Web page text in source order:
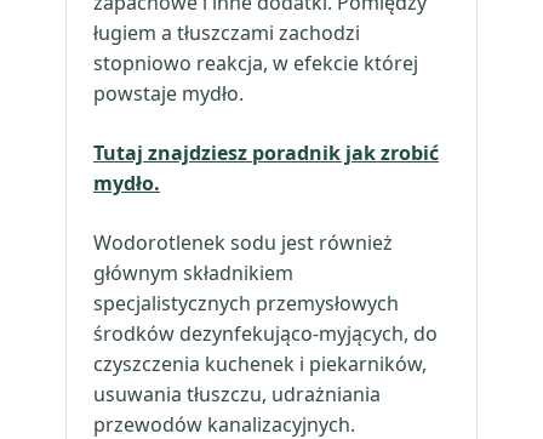
ługiem a tłuszczami zachodzi
stopniowo reakcja, w efekcie której
powstaje mydło.
Tutaj znajdziesz poradnik jak zrobić
mydło.
Wodorotlenek sodu jest również
głównym składnikiem
specjalistycznych przemysłowych
środków dezynfekująco-myjących, do
czyszczenia kuchenek i piekarników,
usuwania tłuszczu, udrażniania
przewodów kanalizacyjnych.